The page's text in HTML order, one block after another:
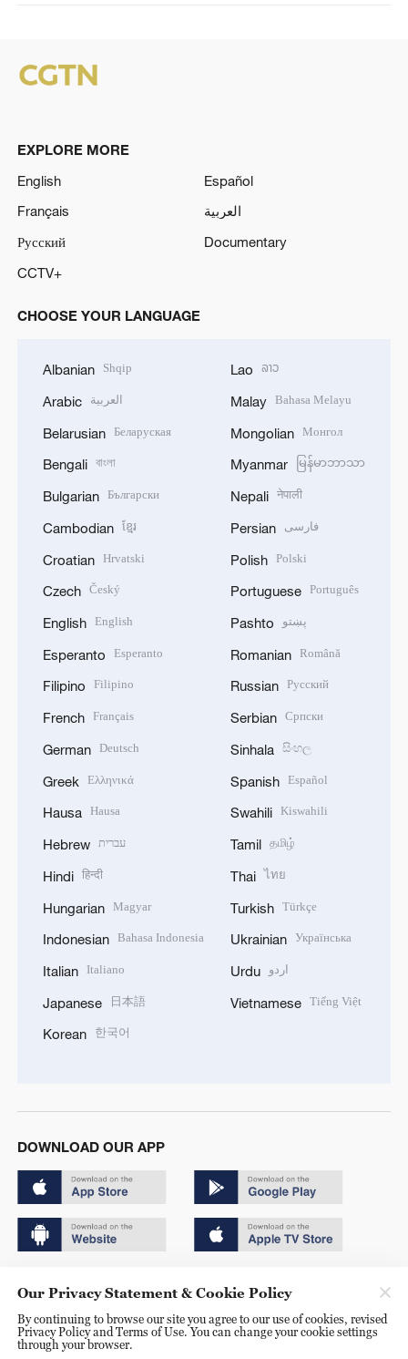
EXPLORE MORE
English
Español
Français
العربية
Русский
Documentary
CCTV+
CHOOSE YOUR LANGUAGE
Albanian Shqip
Arabic العربية
Belarusian Беларуская
Bengali বাংলা
Bulgarian Български
Cambodian ខ្មែរ
Croatian Hrvatski
Czech Český
English English
Esperanto Esperanto
Filipino Filipino
French Français
German Deutsch
Greek Ελληνικά
Hausa Hausa
Hebrew עברית
Hindi हिन्दी
Hungarian Magyar
Indonesian Bahasa Indonesia
Italian Italiano
Japanese 日本語
Korean 한국어
Lao ລາວ
Malay Bahasa Melayu
Mongolian Монгол
Myanmar မြန်မာဘာသာ
Nepali नेपाली
Persian فارسی
Polish Polski
Portuguese Português
Pashto پښتو
Romanian Română
Russian Русский
Serbian Српски
Sinhala සිංහල
Spanish Español
Swahili Kiswahili
Tamil தமிழ்
Thai ไทย
Turkish Türkçe
Ukrainian Українська
Urdu اردو
Vietnamese Tiếng Việt
DOWNLOAD OUR APP
京ICP备20000184号
京公网安备 11010502050052号
Our Privacy Statement & Cookie Policy
By continuing to browse our site you agree to our use of cookies, revised
Privacy Policy and Terms of Use. You can change your cookie settings
through your browser.